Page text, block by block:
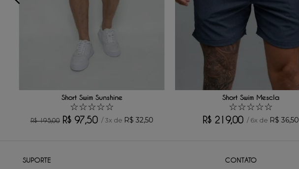
Endereço de email
Short Swim Sunshine
☆☆☆☆☆
R$ 195,00 R$ 97,50 /3x de R$ 32,50
Short Swim Mescla
☆☆☆☆☆
R$ 219,00 /6x de R$ 36,50
SUPORTE CONTATO